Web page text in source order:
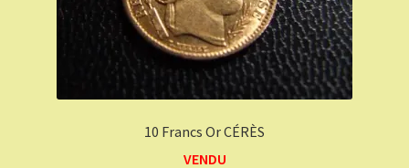
10 Francs Or CÉRÈS
VENDU